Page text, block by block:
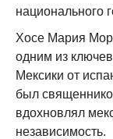
национального
Хосе Мария
одним из
Мексики от
был
вдохновлял
независимость.